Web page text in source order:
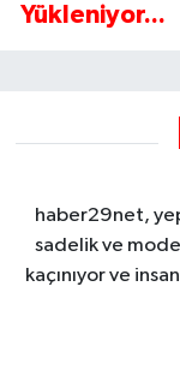
Yükleniyor...
haber29net,
sadelik ve
kaçınıyor ve